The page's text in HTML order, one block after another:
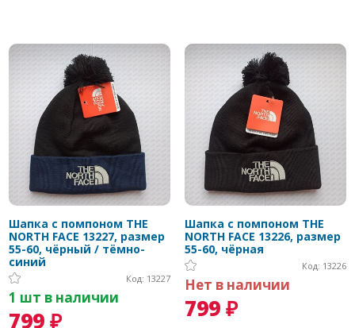
Шапка с помпоном THE
NORTH FACE 13227, размер
55-60, чёрный / тёмно-
синий
Код: 13227
1 шт в наличии
799 ₽
Шапка с помпоном THE
NORTH FACE 13226, размер
55-60, чёрная
Код: 13226
Нет в наличии
799 ₽